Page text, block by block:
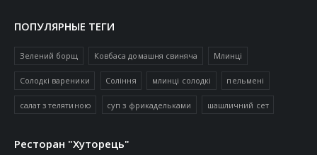
ПОПУЛЯРНЫЕ ТЕГИ
Зелений борщ Ковбаса домашня свиняча Млинці
Солодкі вареники Соління млинці солодкі пельмені
салат з телятиною суп з фрикадельками шашличний сет
Ресторан "Хуторець"